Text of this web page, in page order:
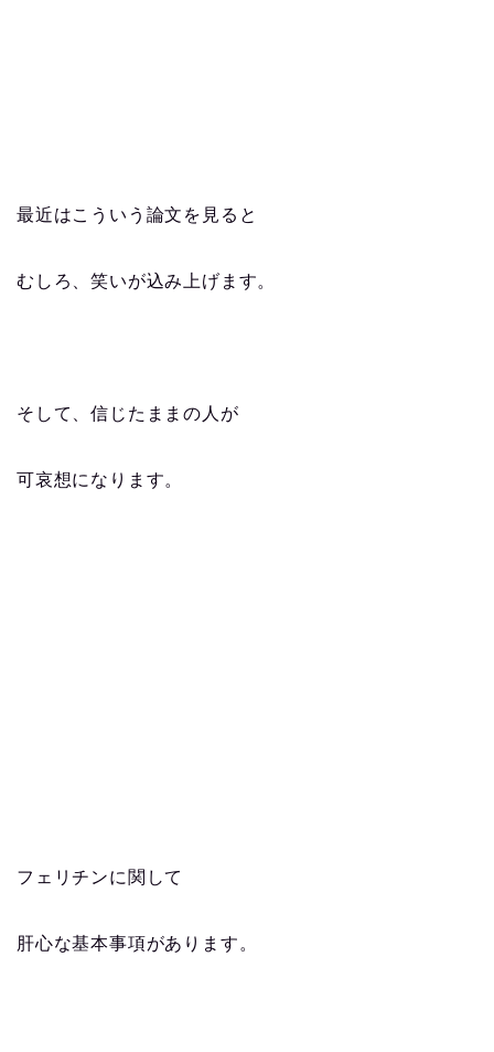
最近はこういう論文を見ると
むしろ、笑いが込み上げます。
そして、信じたままの人が
可哀想になります。
フェリチンに関して
肝心な基本事項があります。